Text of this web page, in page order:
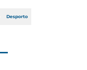
Desporto